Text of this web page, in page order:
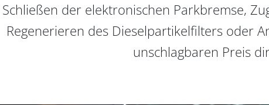
Schließen der elektronischen Parkbremse,
Regenerieren des Dieselpartikelfilters oder
unschlagbaren Preis